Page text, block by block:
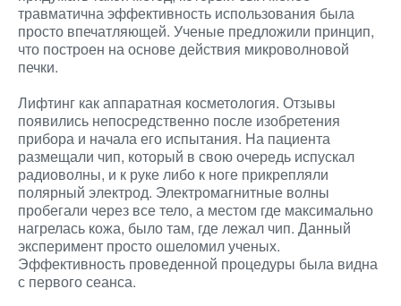
травматична эффективность использования была
просто впечатляющей. Ученые предложили принцип,
что построен на основе действия микроволновой
печки.
Лифтинг как аппаратная косметология. Отзывы
появились непосредственно после изобретения
прибора и начала его испытания. На пациента
размещали чип, который в свою очередь испускал
радиоволны, и к руке либо к ноге прикрепляли
полярный электрод. Электромагнитные волны
пробегали через все тело, а местом где максимально
нагрелась кожа, было там, где лежал чип. Данный
эксперимент просто ошеломил ученых.
Эффективность проведенной процедуры была видна
с первого сеанса.